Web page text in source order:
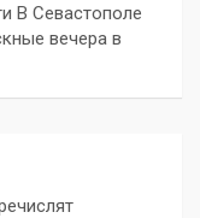
В Севастополе
вечера в